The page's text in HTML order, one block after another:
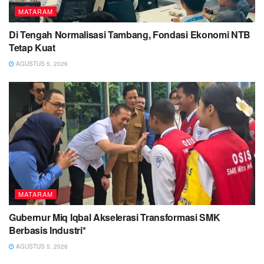
MATARAM
Di Tengah Normalisasi Tambang, Fondasi Ekonomi NTB
Tetap Kuat
AGUSTUS 5, 2026
MATARAM
Gubernur Miq Iqbal Akselerasi Transformasi SMK
Berbasis Industri*
AGUSTUS 5, 2026